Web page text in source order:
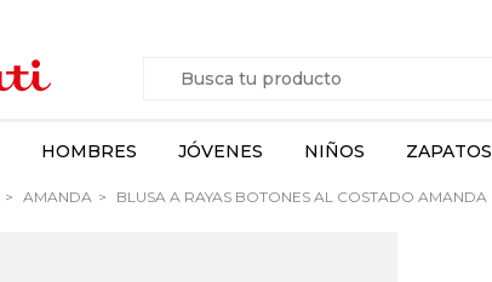
HOMBRES JÓVENES NIÑOS ZAPATOS
AMANDA BLUSA A RAYAS BOTONES AL COSTADO AMANDA